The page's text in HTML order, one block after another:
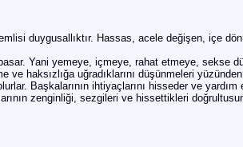
duygusallıktır. Hassas, acele değişen, içe
Yani yemeye, içmeye, rahat etmeye, sekse
ve haksızlığa uğradıklarını düşünmeleri
Başkalarının ihtiyaçlarını hisseder ve
zenginliği, sezgileri ve hissettikleri